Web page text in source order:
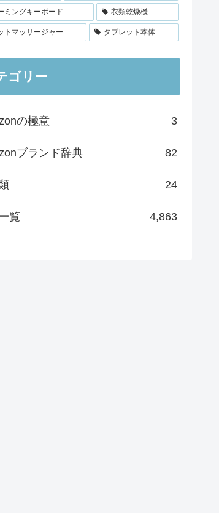
ミングキーボード 衣類乾燥機
トマッサージャー タブレット本体
ゴリー
の極意 3
ブランド辞典 82
24
覧 4,863